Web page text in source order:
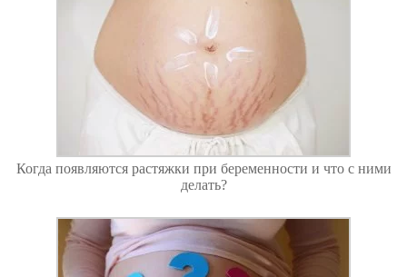
Когда появляются растяжки при беременности и что с ними
делать?